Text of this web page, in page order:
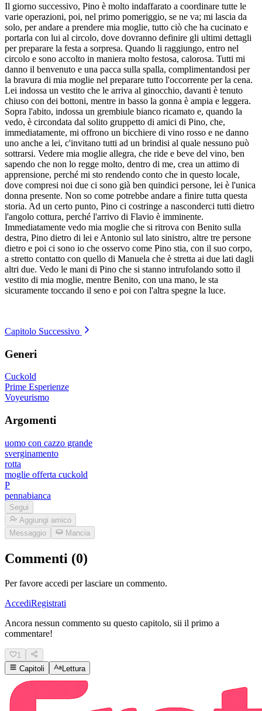
Il giorno successivo, Pino è molto indaffarato a coordinare tutte le
varie operazioni, poi, nel primo pomeriggio, se ne va; mi lascia da
solo, per andare a prendere mia moglie, tutto ciò che ha cucinato e
portarla con lui al circolo, dove dovranno definire gli ultimi dettagli
per preparare la festa a sorpresa. Quando li raggiungo, entro nel
circolo e sono accolto in maniera molto festosa, calorosa. Tutti mi
danno il benvenuto e una pacca sulla spalla, complimentandosi per
la bravura di mia moglie nel preparare tutto l'occorrente per la cena.
Lei indossa un vestito che le arriva al ginocchio, davanti è tenuto
chiuso con dei bottoni, mentre in basso la gonna è ampia e leggera.
Sopra l'abito, indossa un grembiule bianco ricamato e, quando la
vedo, è circondata dal solito gruppetto di amici di Pino, che,
immediatamente, mi offrono un bicchiere di vino rosso e ne danno
uno anche a lei, c'invitano tutti ad un brindisi al quale nessuno può
sottrarsi. Vedere mia moglie allegra, che ride e beve del vino, ben
sapendo che non lo regge molto, dentro di me, crea un attimo di
apprensione, perché mi sto rendendo conto che in questo locale,
dove compresi noi due ci sono già ben quindici persone, lei è l'unica
donna presente. Non so come potrebbe andare a finire tutta questa
storia. Ad un certo punto, Pino ci costringe a nasconderci tutti dietro
l'angolo cottura, perché l'arrivo di Flavio è imminente.
Immediatamente vedo mia moglie che si ritrova con Benito sulla
destra, Pino dietro di lei e Antonio sul lato sinistro, altre tre persone
dietro e poi ci sono io che osservo come Pino stia, con il suo corpo,
a stretto contatto con quello di Manuela che è stretta ai due lati dagli
altri due. Vedo le mani di Pino che si stanno intrufolando sotto il
vestito di mia moglie, mentre Benito, con una mano, le sta
sicuramente toccando il seno e poi con l'altra spegne la luce.
Capitolo Successivo
Generi
Cuckold
Prime Esperienze
Voyeurismo
Argomenti
uomo con cazzo grande
sverginamento
rotta
moglie offerta cuckold
P
pennabianca
Segui
Aggiungi amico
Messaggio
Mancia
Commenti (0)
Per favore accedi per lasciare un commento.
AccediRegistrati
Ancora nessun commento su questo capitolo, sii il primo a
commentare!
1
Capitoli
Lettura